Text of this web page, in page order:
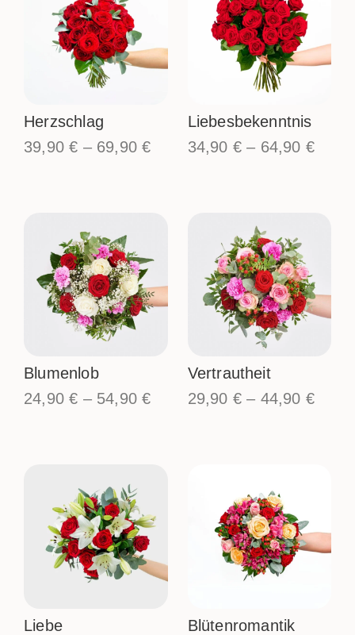
Herzschlag
39,90€ – 69,90€
Liebesbekenntnis
34,90 €– 64,90 €
Blumenlob
24,90€ – 54,90€
Vertrautheit
29,90 €– 44,90 €
Liebe
Blütenromantik